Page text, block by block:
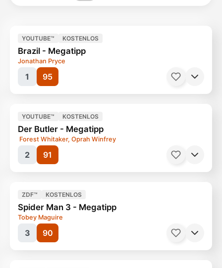
1 95
YOUTUBE™ KOSTENLOS
Brazil - Megatipp
Jonathan Pryce
2 91
YOUTUBE™ KOSTENLOS
Der Butler - Megatipp
Forest Whitaker, Oprah Winfrey
3 90
ZDF™ KOSTENLOS
Spider Man 3 - Megatipp
Tobey Maguire